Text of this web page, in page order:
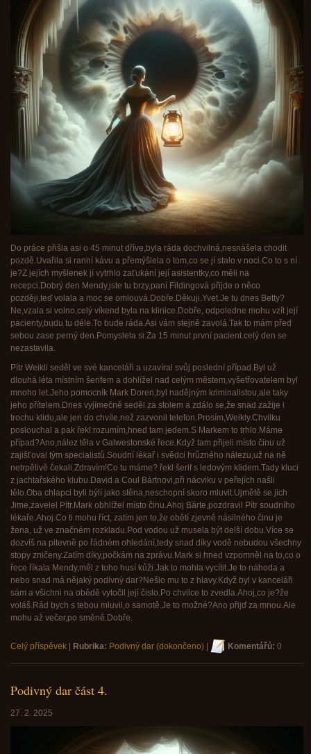
Do práce přišla asi o 45 minut dříve,byla ráda dochvilná,nesnášela chodit
pozdě.Uvařila si ranní kávu a přemýšlela o tom,co se jí stalo v noci.Co to s ní
je?Z jejích myšlenek jí vytrhlo zaťukání její asistentky,co měli na
recepci.Dobrý den Mendy,jste tu brzy,paní Fildingová přijde o něco
později,teď volala a moc se omlouvá.Dobře.Děkuji.Yvet.Je tu dnes Betty?
Ne,vzala si volno,celý víkend byla na klinice.Dobře, odpoledne mohu vzít její
pacienty,budu tu déle.To bude ráda.Asi vám stejně zavolá.Tak to mám před
sebou zase perný den.Pomyslela si.Za 15 minut první pacient.celý den se
nezastavila.
Pítr Weikli seděl ve své kanceláři a uzavíral svůj poslední případ.Byl už
dlouhá léta místním šerifem a dohlížel nad celým městem,vyšetřovatelem byl
mnoho let.Jeho pomocník Mark Doren,byl nadějným kriminalistou,ale taky
jeho přítelem.Dnes vyjímečně seděl za stolem a zdálo se,že snad zažije i
trochu klidu,ale jen do chvíle,než zazvonil telefon.Prosím,Weikly.Chvilku
poslouchal a pak řekl:rozumím,hned tam jedem.S Markem to trhlo.Máme
případ?Ano,nález těla v Galwestonské řece.Když tam přijeli místo činu už
zajišťoval tým specialistů.Soudní lékař i svědci hrůzného nálezu,už na ně
netrpělivě čekali.Zdravím!Co tu máme? řekl šerif s ledovým klidem.Tady kluci
z jachtařského klubu.David a Coul Bártnovi,při nácviku v peřejích našli
tělo.Oba chlapci byli býlí jako stěna,neschopní skoro mluvit.Ujmětě se jich
Jime,zavelel Pítr.Mark obhlížel místo činu.Ahoj Bárte,pozdravil Pítr soudního
lékaře.Ahoj.Co ti mohu říct, zatím jen to,že obětí zjevně násilného činu je
žena, už ve značném rozkladu.Pod vodou už musela být delší dobu.Více se
dozvíš na pitevně po řádném ohledání,tedy snad díky vodě nebudou všechny
stopy zničeny.Zatím díky,počkám na zprávu.Mark si hned vzpomněl na to,co o
řece říkala Mendy,měl z toho husí kůži.Jak to mohla vycítit.Je to náhoda a
nebo snad má nějaký podivný dar?Nešlo mu to z hlavy.Když byl v kanceláři
sám a všichni na obědě vytočil její čislo.Po chvilce to zvedla.Ahoj,co je?že
voláš.Rád bych s tebou mluvil,o samotě.Je to možné?Ano přijď za mnou.Ale
mohu až večer,po směně.Dobře.
Celý příspěvek Rubrika: Podivný dar (dokončeno) Komentářů: 0
Podivný dar část 4.
27. 2. 2025